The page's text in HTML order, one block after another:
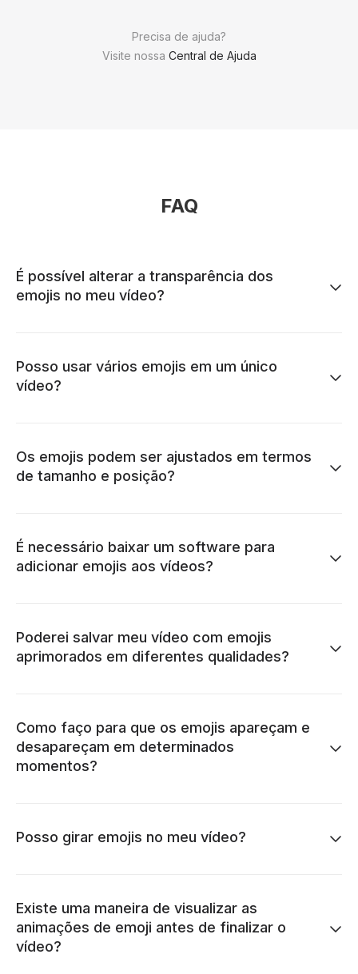
Precisa de ajuda?
Visite nossa Central de Ajuda
FAQ
É possível alterar a transparência dos
emojis no meu vídeo?
Posso usar vários emojis em um único
vídeo?
Os emojis podem ser ajustados em termos
de tamanho e posição?
É necessário baixar um software para
adicionar emojis aos vídeos?
Poderei salvar meu vídeo com emojis
aprimorados em diferentes qualidades?
Como faço para que os emojis apareçam e
desapareçam em determinados
momentos?
Posso girar emojis no meu vídeo?
Existe uma maneira de visualizar as
animações de emoji antes de finalizar o
vídeo?